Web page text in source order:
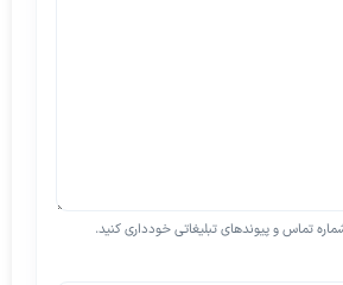
تماس و پیوندهای تبلیغاتی خودداری کنید.